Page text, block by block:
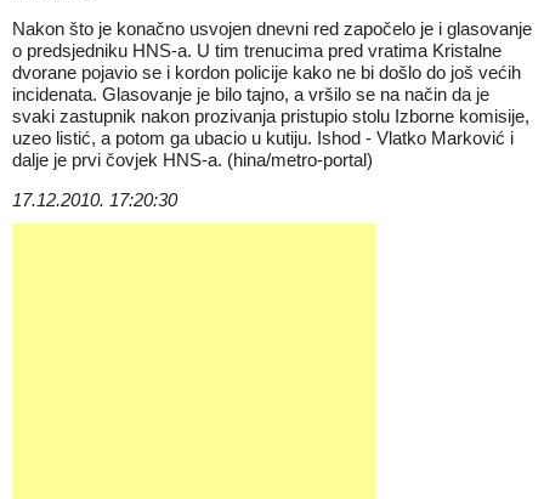
Nakon što je konačno usvojen dnevni red započelo je i glasovanje
o predsjedniku HNS-a. U tim trenucima pred vratima Kristalne
dvorane pojavio se i kordon policije kako ne bi došlo do još većih
incidenata. Glasovanje je bilo tajno, a vršilo se na način da je
svaki zastupnik nakon prozivanja pristupio stolu Izborne komisije,
uzeo listić, a potom ga ubacio u kutiju. Ishod - Vlatko Marković i
dalje je prvi čovjek HNS-a. (hina/metro-portal)
17.12.2010. 17:20:30